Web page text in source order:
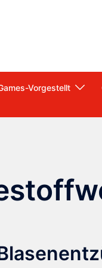
Vorgestellt